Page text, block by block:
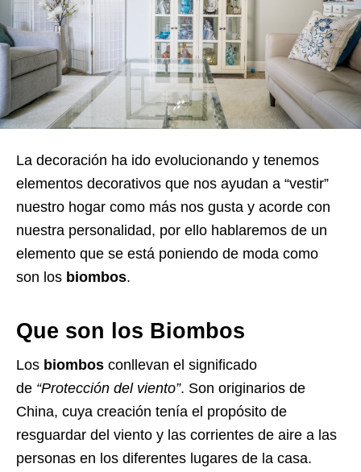
La decoración ha ido evolucionando y tenemos
elementos decorativos que nos ayudan a “vestir”
nuestro hogar como más nos gusta y acorde con
nuestra personalidad, por ello hablaremos de un
elemento que se está poniendo de moda como
son los biombos.
Que son los Biombos
Los biombos conllevan el significado
de “Protección del viento”. Son originarios de
China, cuya creación tenía el propósito de
resguardar del viento y las corrientes de aire a las
personas en los diferentes lugares de la casa.